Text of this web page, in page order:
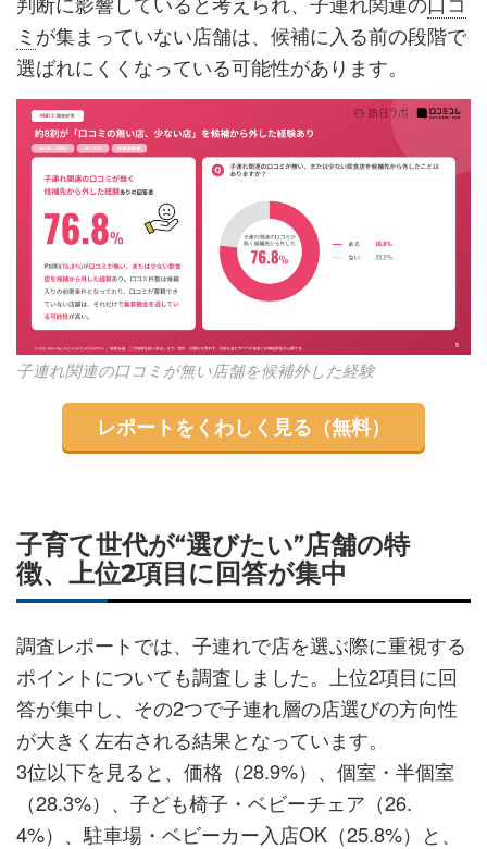
ミ が集まっていない店舗は、候補に入る前の段階で
選ばれにくくなっている可能性があります。
子連れ関連の口コミが無い店舗を候補外した経験
レポートをくわしく見る（無料）
子育て世代が“選びたい”店舗の特
徴、上位2項目に回答が集中
調査レポートでは、子連れで店を選ぶ際に重視する
ポイントについても調査しました。上位2項目に回
答が集中し、その2つで子連れ層の店選びの方向性
が大きく左右される結果となっています。
3位以下を見ると、価格（28.9%）、個室・半個室
（28.3%）、子ども椅子・ベビーチェア（26.
4%）、駐車場・ベビーカー入店OK（25.8%）と、